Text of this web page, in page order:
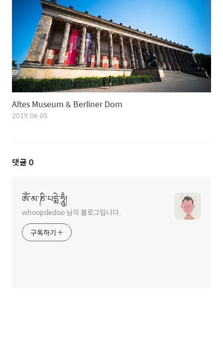
Altes Museum & Berliner Dom
2019.06.05
댓글 0
ཨོཾ་མ་ཎི་པདྨེ་ཧཱུྃ།
whoopdedoo 님의 블로그입니다.
구독하기